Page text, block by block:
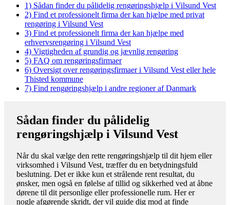
1) Sådan finder du pålidelig rengøringshjælp i Vilsund Vest
2) Find et professionelt firma der kan hjælpe med privat
rengøring i Vilsund Vest
3) Find et professionelt firma der kan hjælpe med
erhvervsrengøring i Vilsund Vest
4) Vigtigheden af grundig og jævnlig rengøring
5) FAQ om rengøringsfirmaer
6) Oversigt over rengøringsfirmaer i Vilsund Vest eller hele
Thisted kommune
7) Find rengøringshjælp i andre regioner af Danmark
Sådan finder du pålidelig
rengøringshjælp i Vilsund Vest
Når du skal vælge den rette rengøringshjælp til dit hjem eller
virksomhed i Vilsund Vest, træffer du en betydningsfuld
beslutning. Det er ikke kun et strålende rent resultat, du
ønsker, men også en følelse af tillid og sikkerhed ved at åbne
dørene til dit personlige eller professionelle rum. Her er
nogle afgørende skridt, der vil guide dig mod at finde